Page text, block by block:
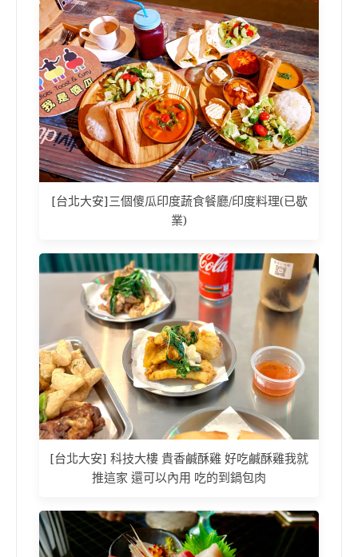
[台北大安]三個傻瓜印度蔬食餐廳/印度料理(已歇
業)
[台北大安] 科技大樓 貴香鹹酥雞 好吃鹹酥雞我就
推這家 還可以內用 吃的到鍋包肉